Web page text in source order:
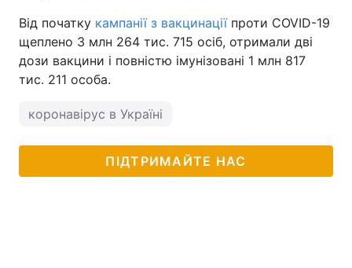
Від початку кампанії з вакцинаціїпроти COVID-19
щеплено 3 млн 264 тис. 715 осіб, отримали дві
дози вакцини і повністю імунізовані 1 млн 817
тис. 211 особа.
коронавірус в Україні
ПІДТРИМАЙТЕ НАС